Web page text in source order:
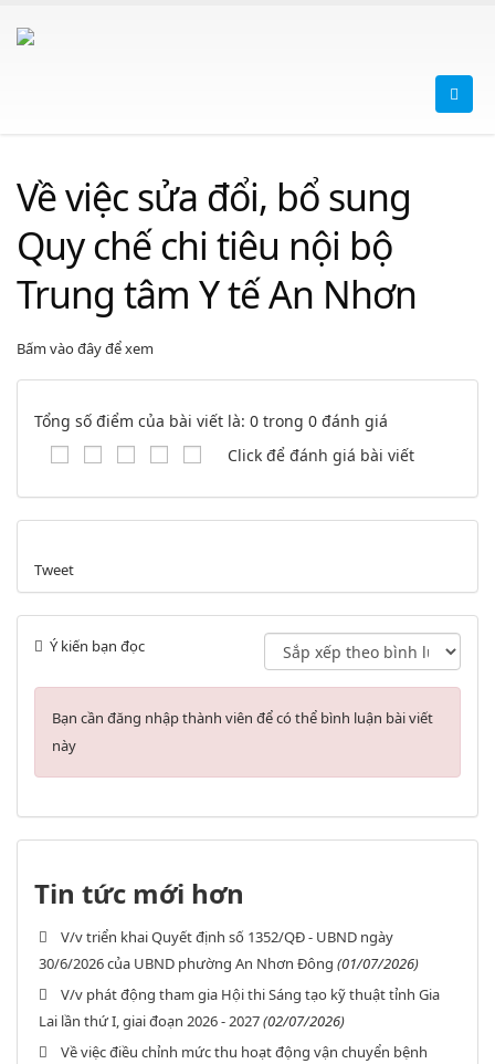
Về việc sửa đổi, bổ sung
Quy chế chi tiêu nội bộ
Trung tâm Y tế An Nhơn
Bấm vào đây để xem
Tổng số điểm của bài viết là: 0 trong 0 đánh giá
Click để đánh giá bài viết
Tweet
Ý kiến bạn đọc
Bạn cần đăng nhập thành viên để có thể bình luận bài viết
này
Tin tức mới hơn
V/v triển khai Quyết định số 1352/QĐ - UBND ngày
30/6/2026 của UBND phường An Nhơn Đông (01/07/2026)
V/v phát động tham gia Hội thi Sáng tạo kỹ thuật tỉnh Gia
Lai lần thứ I, giai đoạn 2026 - 2027(02/07/2026)
Về việc điều chỉnh mức thu hoạt động vận chuyển bệnh